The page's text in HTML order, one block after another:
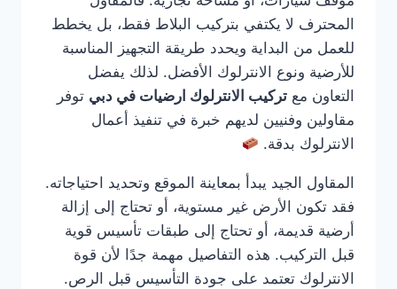
المحترف لا يكتفي بتركيب البلاط فقط، بل يخطط
للعمل من البداية ويحدد طريقة التجهيز المناسبة
للأرضية ونوع الانترلوك الأفضل. لذلك يفضل
التعاون مع تركيب الانترلوك ارضيات في دبي توفر
مقاولين وفنيين لديهم خبرة في تنفيذ أعمال
الانترلوك بدقة.
المقاول الجيد يبدأ بمعاينة الموقع وتحديد احتياجاته.
فقد تكون الأرض غير مستوية، أو تحتاج إلى إزالة
أرضية قديمة، أو تحتاج إلى طبقات تأسيس قوية
قبل التركيب. هذه التفاصيل مهمة جدًا لأن قوة
الانترلوك تعتمد على جودة التأسيس قبل الرص.